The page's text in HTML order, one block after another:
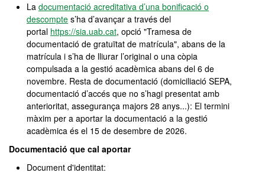
La documentació acreditativa d’una bonificació o
descompte s’ha d’avançar a través del
portal https://sia.uab.cat, opció "Tramesa de
documentació de gratuïtat de matrícula", abans de la
matrícula i s’ha de lliurar l’original o una còpia
compulsada a la gestió acadèmica abans del 6 de
novembre. Resta de documentació (domiciliació SEPA,
documentació d’accés que no s’hagi presentat amb
anterioritat, assegurança majors 28 anys...): El termini
màxim per a aportar la documentació a la gestió
acadèmica és el 15 de desembre de 2026.
Documentació que cal aportar
Document d'identitat: